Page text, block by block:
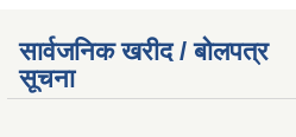
सार्वजनिक खरीद / बोलपत्र
सूचना